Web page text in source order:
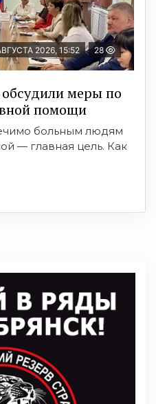
2026, 15:52 28
меры по
помощи
больным людям
— главная цель. Как